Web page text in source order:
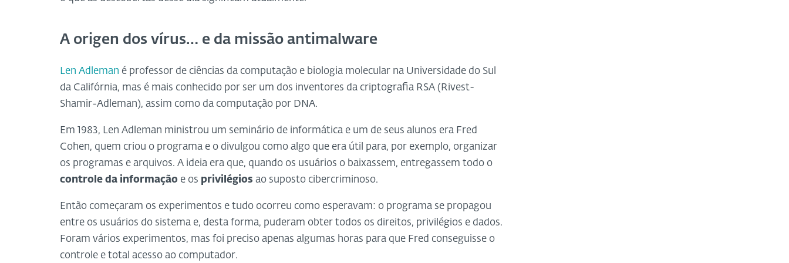
A origen dos vírus… e da missão antimalware
Len Adleman é professor de ciências da computação e biologia molecular na Universidade do Sul
da Califórnia, mas é mais conhecido por ser um dos inventores da criptografia RSA (Rivest-
Shamir-Adleman), assim como da computação por DNA.
Em 1983, Len Adleman ministrou um seminário de informática e um de seus alunos era Fred
Cohen, quem criou o programa e o divulgou como algo que era útil para, por exemplo, organizar
os programas e arquivos. A ideia era que, quando os usuários o baixassem, entregassem todo o
controle da informação e os privilégios ao suposto cibercriminoso.
Então começaram os experimentos e tudo ocorreu como esperavam: o programa se propagou
entre os usuários do sistema e, desta forma, puderam obter todos os direitos, privilégios e dados.
Foram vários experimentos, mas foi preciso apenas algumas horas para que Fred conseguisse o
controle e total acesso ao computador.